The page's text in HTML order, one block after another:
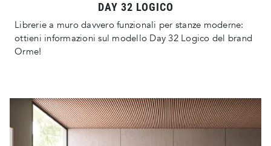
DAY 32 LOGICO
Librerie a muro davvero funzionali per stanze moderne:
ottieni informazioni sul modello Day 32 Logico del brand
Orme!